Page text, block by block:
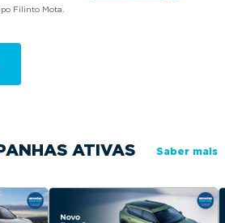
Filinto Mota.
ATIVAS
Saber mais